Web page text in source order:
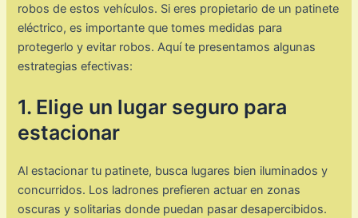
robos de estos vehículos. Si eres propietario de un patinete
eléctrico, es importante que tomes medidas para
protegerlo y evitar robos. Aquí te presentamos algunas
estrategias efectivas:
1. Elige un lugar seguro para
estacionar
Al estacionar tu patinete, busca lugares bien iluminados y
concurridos. Los ladrones prefieren actuar en zonas
oscuras y solitarias donde puedan pasar desapercibidos.